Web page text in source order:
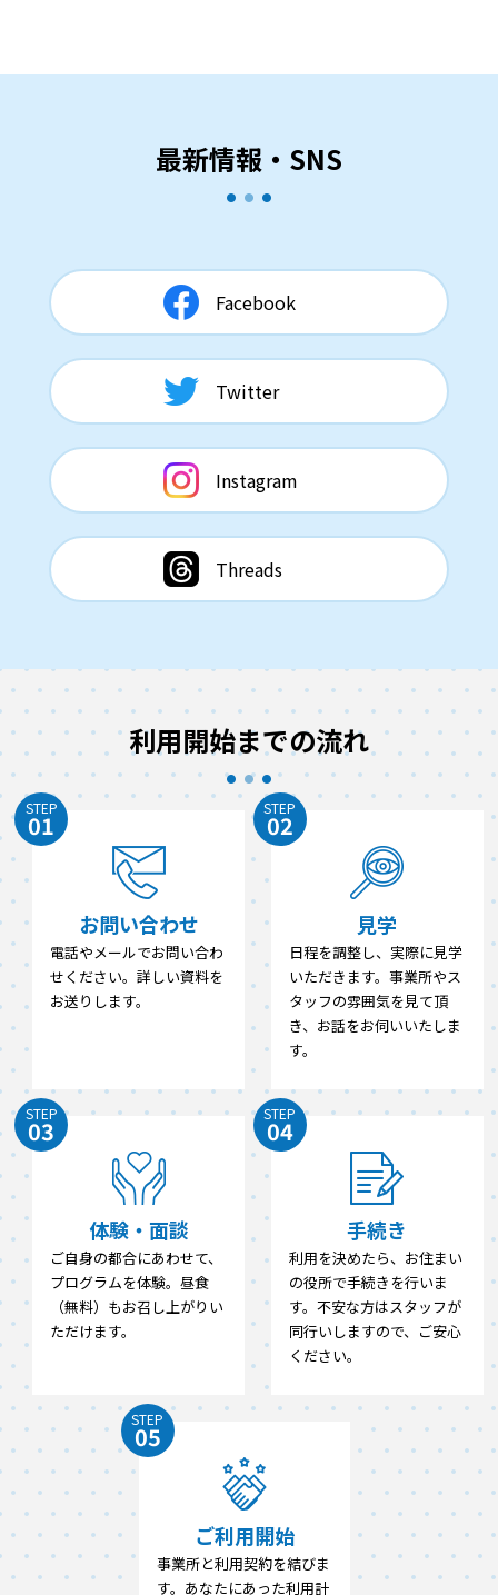
最新情報・SNS
Facebook
Twitter
Instagram
Threads
利用開始までの流れ
STEP
01
お問い合わせ
電話やメールでお問い合わ
せください。詳しい資料を
お送りします。
STEP
02
見学
日程を調整し、実際に見学
いただきます。事業所やス
タッフの雰囲気を見て頂
き、お話をお伺いいたしま
す。
STEP
03
体験・面談
ご自身の都合にあわせて、
プログラムを体験。昼食
（無料）もお召し上がりい
ただけます。
STEP
04
手続き
利用を決めたら、お住まい
の役所で手続きを行いま
す。不安な方はスタッフが
同行いしますので、ご安心
ください。
STEP
05
ご利用開始
事業所と利用契約を結びま
す。あなたにあった利用計